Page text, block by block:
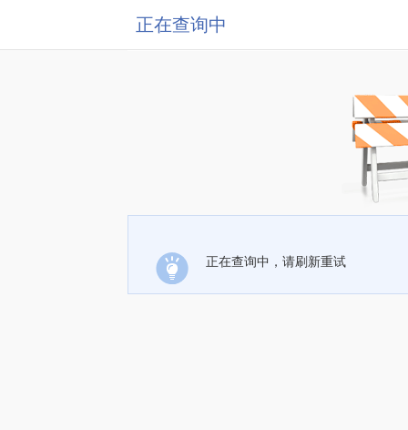
正在查询中
正在查询中，请刷新重试